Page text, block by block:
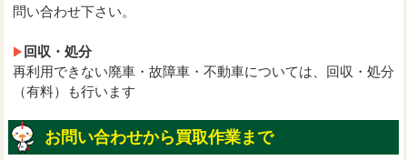
問い合わせ下さい。
回収・処分
再利用できない廃車・故障車・不動車については、回収・処分
（有料）も行います
お問い合わせから買取作業まで